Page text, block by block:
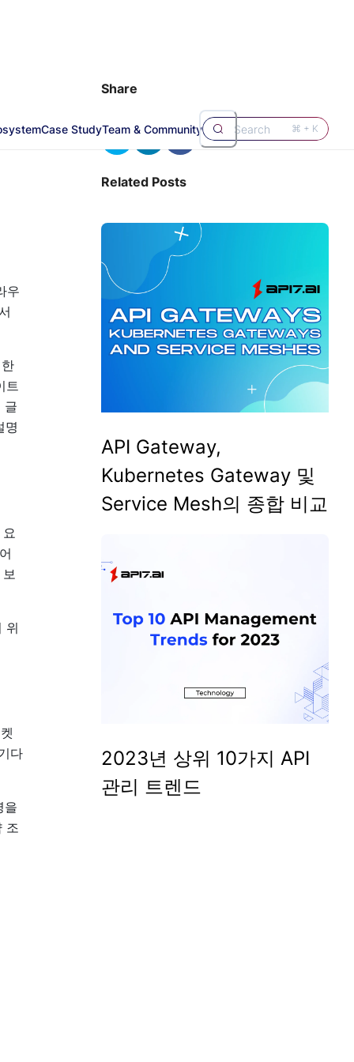
Case StudyTeam & Community Search ⌘ + K
우
트
글
명
위
다
을
조
Share
Related Posts
API Gateway,
Kubernetes Gateway 및
Service Mesh의 종합 비교
2023년 상위 10가지 API
관리 트렌드